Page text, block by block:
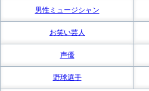
男性ミュージシャン
お笑い芸人
声優
野球選手